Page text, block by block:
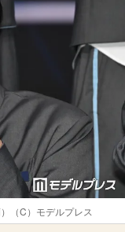
（C）モデルプレス